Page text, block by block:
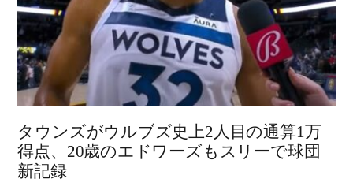
タウンズがウルブズ史上2人目の通算1万
得点、20歳のエドワーズもスリーで球団
新記録